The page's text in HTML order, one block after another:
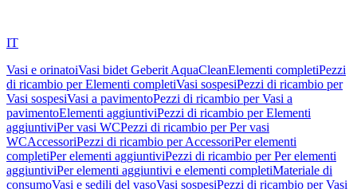
IT
Vasi e orinatoiVasi bidet Geberit AquaCleanElementi completiPezzi
di ricambio per Elementi completiVasi sospesiPezzi di ricambio per
Vasi sospesiVasi a pavimentoPezzi di ricambio per Vasi a
pavimentoElementi aggiuntiviPezzi di ricambio per Elementi
aggiuntiviPer vasi WCPezzi di ricambio per Per vasi
WCAccessoriPezzi di ricambio per AccessoriPer elementi
completiPer elementi aggiuntiviPezzi di ricambio per Per elementi
aggiuntiviPer elementi aggiuntivi e elementi completiMateriale di
consumoVasi e sedili del vasoVasi sospesiPezzi di ricambio per Vasi